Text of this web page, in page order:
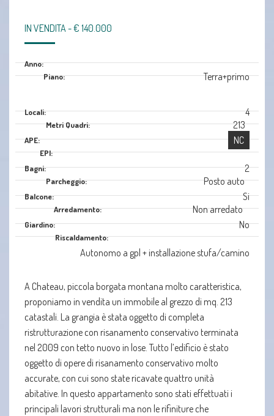
IN VENDITA - € 140.000
Anno:
Piano:
Terra+primo
Locali: 4
Metri Quadri: 213
APE: NC
EPI:
Bagni:
2
Parcheggio: Posto auto
Balcone: Si
Arredamento: Non arredato
Giardino: No
Riscaldamento:
Autonomo a gpl + installazione stufa/camino
A Chateau, piccola borgata montana molto caratteristica,
proponiamo in vendita un immobile al grezzo di mq. 213
catastali. La grangia è stata oggetto di completa
ristrutturazione con risanamento conservativo terminata
nel 2009 con tetto nuovo in lose. Tutto l’edificio è stato
oggetto di opere di risanamento conservativo molto
accurate, con cui sono state ricavate quattro unità
abitative. In questo appartamento sono stati effettuati i
principali lavori strutturali ma non le rifiniture che